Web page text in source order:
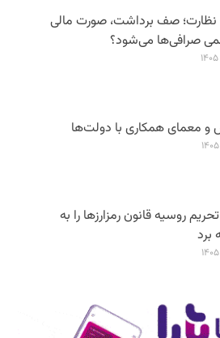
نظارت؛ صف برداشت، صورت مالی
صرافی‌ها می‌شود؟
و معمای همکاری با دولت‌ها
روسیه قانون رمزارزها را به
برد